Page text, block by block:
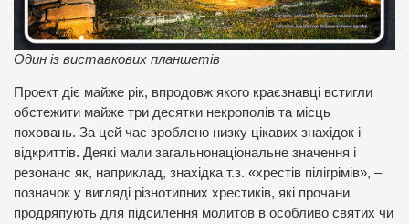
Один із виставкових планшетів
Проект діє майже рік, впродовж якого краєзнавці встигли
обстежити майже три десятки некрополів та місць
поховань. За цей час зроблено низку цікавих знахідок і
відкриттів. Деякі мали загальнонаціональне значення і
резонанс як, наприклад, знахідка т.з. «хрестів пілігрімів», –
позначок у вигляді різнотипних хрестиків, які прочани
продряпують для підсилення молитов в особливо святих чи